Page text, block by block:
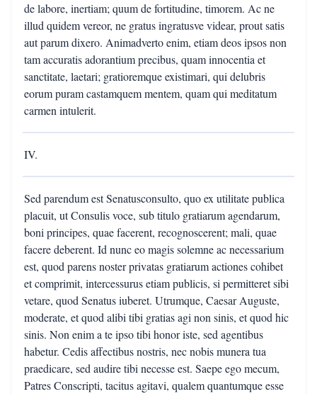
de labore, inertiam; quum de fortitudine, timorem. Ac ne
illud quidem vereor, ne gratus ingratusve videar, prout satis
aut parum dixero. Animadverto enim, etiam deos ipsos non
tam accuratis adorantium precibus, quam innocentia et
sanctitate, laetari; gratioremque existimari, qui delubris
eorum puram castamquem mentem, quam qui meditatum
carmen intulerit.
IV.
Sed parendum est Senatusconsulto, quo ex utilitate publica
placuit, ut Consulis voce, sub titulo gratiarum agendarum,
boni principes, quae facerent, recognoscerent; mali, quae
facere deberent. Id nunc eo magis solemne ac necessarium
est, quod parens noster privatas gratiarum actiones cohibet
et comprimit, intercessurus etiam publicis, si permitteret sibi
vetare, quod Senatus iuberet. Utrumque, Caesar Auguste,
moderate, et quod alibi tibi gratias agi non sinis, et quod hic
sinis. Non enim a te ipso tibi honor iste, sed agentibus
habetur. Cedis affectibus nostris, nec nobis munera tua
praedicare, sed audire tibi necesse est. Saepe ego mecum,
Patres Conscripti, tacitus agitavi, qualem quantumque esse